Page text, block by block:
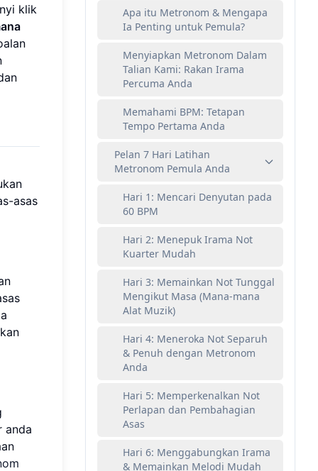
klik
asas
anda
Apa itu Metronom & Mengapa
Ia Penting untuk Pemula?
Menyiapkan Metronom Dalam
Talian Kami: Rakan Irama
Percuma Anda
Memahami BPM: Tetapan
Tempo Pertama Anda
Pelan 7 Hari Latihan
Metronom Pemula Anda
Hari 1: Mencari Denyutan pada
60 BPM
Hari 2: Menepuk Irama Not
Kuarter Mudah
Hari 3: Memainkan Not Tunggal
Mengikut Masa (Mana-mana
Alat Muzik)
Hari 4: Meneroka Not Separuh
& Penuh dengan Metronom
Anda
Hari 5: Memperkenalkan Not
Perlapan dan Pembahagian
Asas
Hari 6: Menggabungkan Irama
& Memainkan Melodi Mudah